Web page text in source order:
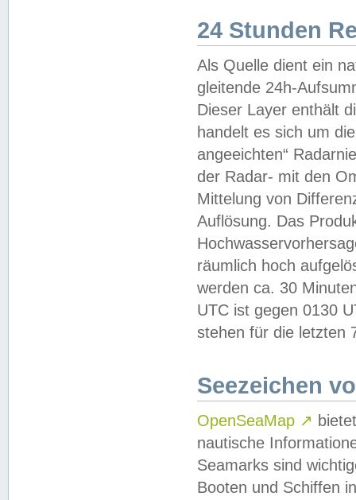
24 Stunden
Als Quelle dient ein
gleitende 24h-
Dieser Layer enthält
handelt es sich um
angeeichten“
der Radar- mit den
Mittelung von
Auflösung. Das
räumlich hoch
werden ca. 30
UTC ist gegen 0130
stehen für die letzten
Seezeichen
OpenSeaMap ↗
nautische
Seamarks sind
Booten und Schiffen